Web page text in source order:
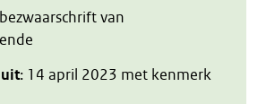
van
: 14 april 2023 met kenmerk